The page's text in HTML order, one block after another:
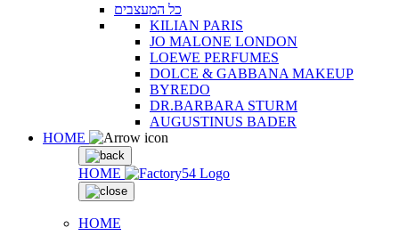
כל המעצבים
KILIAN PARIS
JO MALONE LONDON
LOEWE PERFUMES
DOLCE & GABBANA MAKEUP
BYREDO
DR.BARBARA STURM
AUGUSTINUS BADER
HOME
HOME
HOME